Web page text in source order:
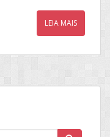
LEIA MAIS